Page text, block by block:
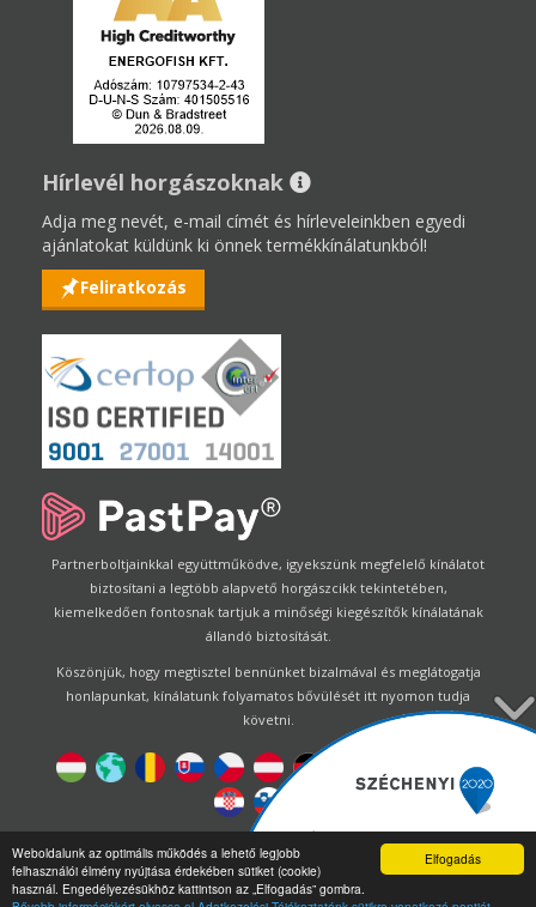
Elfogadás
Weboldalunk az optimális működés a lehető legjobb
felhasználói élmény nyújtása érdekében sütiket (cookie)
használ. Engedélyezésükhöz kattintson az „Elfogadás” gombra.
Hírlevél horgászoknak
Adja meg nevét, e-mail címét és hírleveleinkben egyedi
ajánlatokat küldünk ki önnek termékkínálatunkból!
Feliratkozás
Partnerboltjainkkal együttműködve, igyekszünk megfelelő kínálatot
biztosítani a legtöbb alapvető horgászcikk tekintetében,
kiemelkedően fontosnak tartjuk a minőségi kiegészítők kínálatának
állandó biztosítását.
Köszönjük, hogy megtisztel bennünket bizalmával és meglátogatja
honlapunkat, kínálatunk folyamatos bővülését itt nyomon tudja
követni.
Oldalmotor:CWBbyGloobus Software Developement|